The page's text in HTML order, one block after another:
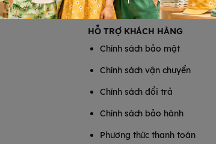
HỖ TRỢ KHÁCH HÀNG
Chính sách bảo mật
Chính sách vận chuyển
Chính sách đổi trả
Chính sách bảo hành
Phương thức thanh toán